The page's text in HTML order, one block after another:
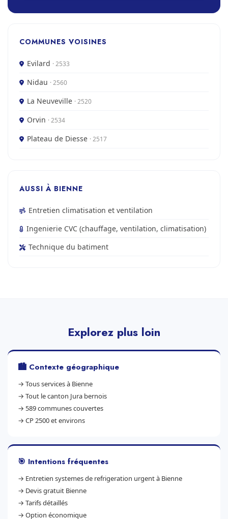
COMMUNES VOISINES
Evilard · 2533
Nidau · 2560
La Neuveville · 2520
Orvin · 2534
Plateau de Diesse · 2517
AUSSI À BIENNE
Entretien climatisation et ventilation
Ingenierie CVC (chauffage, ventilation, climatisation)
Technique du batiment
Explorez plus loin
🏙️ Contexte géographique
→ Tous services à Bienne
→ Tout le canton Jura bernois
→ 589 communes couvertes
→ CP 2500 et environs
🎯 Intentions fréquentes
→ Entretien systemes de refrigeration urgent à Bienne
→ Devis gratuit Bienne
→ Tarifs détaillés
→ Option économique